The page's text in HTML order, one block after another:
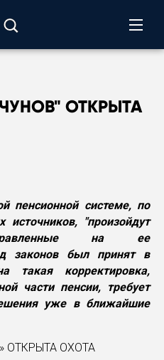
ОТКРЫТА
пенсионной системе, по
"произойдут
на ее
законов был принят в
такая корректировка,
части пенсии, требует
уже в ближайшие